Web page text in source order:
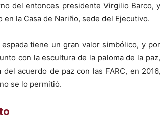
del entonces presidente Virgilio Barco, y
la Casa de Nariño, sede del Ejecutivo.
tiene un gran valor simbólico, y por
con la escultura de la paloma de la paz,
acuerdo de paz con las FARC, en 2016,
se lo permitió.